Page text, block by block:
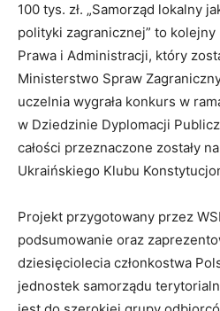
100 tys. zł. „Samorząd lokalny
polityki zagranicznej” to kolejny
Prawa i Administracji, który
Ministerstwo Spraw
uczelnia wygrała konkurs w
w Dziedzinie Dyplomacji
całości przeznaczone zostały
Ukraińskiego Klubu
Projekt przygotowany przez
podsumowanie oraz
dziesięciolecia członkostwa
jednostek samorządu